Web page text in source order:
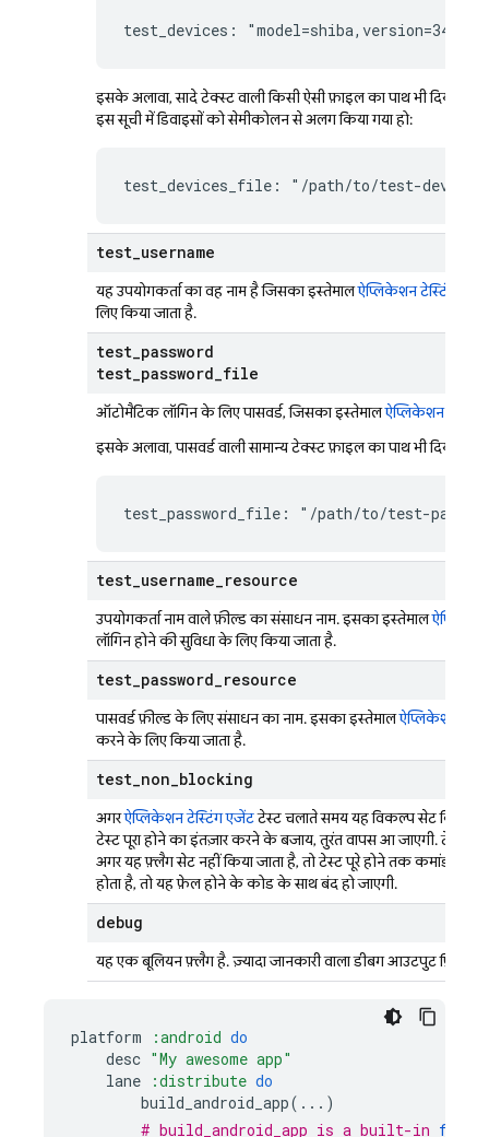
test_devices:
इसके अलावा, सादे टेक्स्ट वाली किसी ऐसी फ़ाइल का पाथ भी दिया जा
इस सूची में डिवाइसों को सेमीकोलन से अलग किया गया हो:
test_devices_file: "/path/to/test-
test_username
यह उपयोगकर्ता का वह नाम है जिसका इस्तेमालऐप्लिकेशन टेस्टिंग एजेंट
लिए किया जाता है.
test_password
test_password_file
ऑटोमैटिक लॉगिन के लिए पासवर्ड, जिसका इस्तेमालऐप्लिकेशन
इसके अलावा, पासवर्ड वाली सामान्य टेक्स्ट फ़ाइल का पाथ भी दिया जा
test_password_file: "/path/to/test-
test_username_resource
उपयोगकर्ता नाम वाले फ़ील्ड का संसाधन नाम. इसका इस्तेमाल
लॉगिन होने की सुविधा के लिए किया जाता है.
test_password_resource
पासवर्ड फ़ील्ड के लिए संसाधन का नाम. इसका इस्तेमालऐप्लिकेशन
करने के लिए किया जाता है.
test_non_blocking
अगरऐप्लिकेशन टेस्टिंग एजेंटटेस्ट चलाते समय यह विकल्प सेट किया
टेस्ट पूरा होने का इंतज़ार करने के बजाय, तुरंत वापस आ जाएगी. टेस्ट
अगर यह फ़्लैग सेट नहीं किया जाता है, तो टेस्ट पूरे होने तक कमांड ब्लॉक
होता है, तो यह फ़ेल होने के कोड के साथ बंद हो जाएगी.
debug
यह एक बूलियन फ़्लैग है. ज़्यादा जानकारी वाला डीबग आउटपुट प्रिंट
platform :android do
desc "My awesome app"
lane
:distribute do
build_android_app( ... )
# build_android_app is a built-in